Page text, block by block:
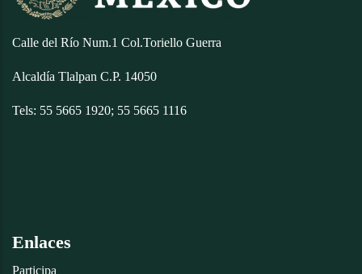
Calle del Río Num.1 Col.Toriello Guerra
Alcaldía Tlalpan C.P. 14050
Tels: 55 5665 1920; 55 5665 1116
Enlaces
Participa